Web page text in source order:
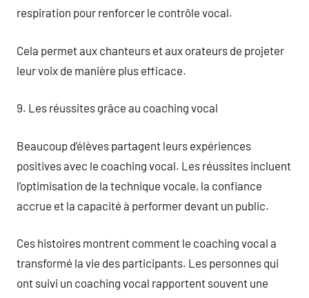
respiration pour renforcer le contrôle vocal.
Cela permet aux chanteurs et aux orateurs de projeter
leur voix de manière plus efficace.
9. Les réussites grâce au coaching vocal
Beaucoup d’élèves partagent leurs expériences
positives avec le coaching vocal. Les réussites incluent
l’optimisation de la technique vocale, la confiance
accrue et la capacité à performer devant un public.
Ces histoires montrent comment le coaching vocal a
transformé la vie des participants. Les personnes qui
ont suivi un coaching vocal rapportent souvent une